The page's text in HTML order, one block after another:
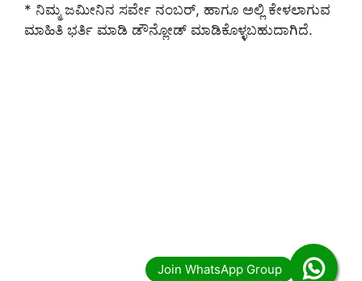
* ನಿಮ್ಮ ಜಮೀನಿನ ಸರ್ವೇ ನಂಬರ್, ಹಾಗೂ ಅಲ್ಲಿ ಕೇಳಲಾಗುವ
ಮಾಹಿತಿ ಭರ್ತಿ ಮಾಡಿ ಡೌನ್ಲೋಡ್ ಮಾಡಿಕೊಳ್ಳಬಹುದಾಗಿದೆ.